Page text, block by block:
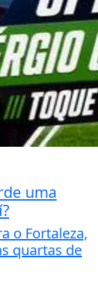
uma
o Fortaleza,
quartas de